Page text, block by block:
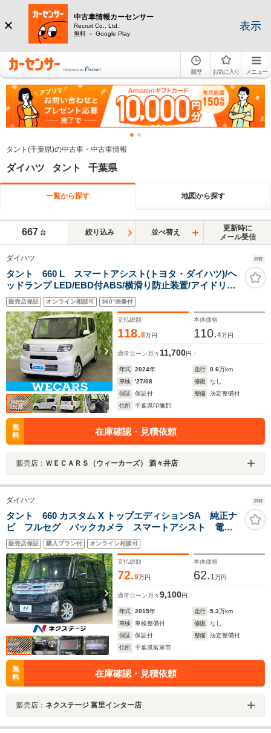
中古車情報カーセンサー
Recruit Co., Ltd.
無料 － Google Play
表示
履歴 お気に入り メニュー
タント(千葉県)の中古車・中古車情報
ダイハツ タント 千葉県
一覧から探す 地図から探す
667 台 絞り込み 並べ替え
更新時に
メール受信
ダイハツ PR
タント 660 L スマートアシスト(トヨタ・ダイハツ)/ヘ
ッドランプ LED/EBD付ABS/横滑り防止装置/アイドリン
グストップ/禁煙車/エアバッグ 運転席/エアバッグ 助手席/
エアバッグ サイド
販売店保証 オンライン相談可 360°画像付
支払総額
118.8万円
本体価格
110.4万円
通常ローン 月々11,700円
年式 2024年 走行 0.6万km
車検
'27/08 修復
なし
保証
保証付 整備
法定整備付
住所
千葉県印旛郡
無
料
在庫確認・見積依頼
販売店： ＷＥＣＡＲＳ（ウィーカーズ） 酒々井店
ダイハツ PR
タント 660 カスタム X トップエディションSA 純正ナ
ビ フルセグ バックカメラ スマートアシスト 電動
スライド アイドリングストップ LEDヘッドライト
オートライト スマートキー オートエアコン 運転席
シートリフター ステアングリモコン
販売店保証 購入プラン付 オンライン相談可
支払総額
72.9万円
本体価格
62. 1万円
通常ローン 月々9,100円
年式 2015年 走行 5.3万km
車検
車検整備付 修復
なし
保証
保証付 整備
法定整備付
住所
千葉県富里市
無
料
在庫確認・見積依頼
販売店： ネクステージ 富里インター店